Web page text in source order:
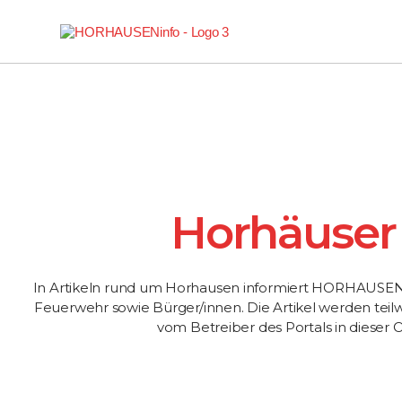
In Artikeln rund um Horhausen informiert
Feuerwehr sowie Bürger/innen. Die Artikel werden
vom Betreiber des Portals in dieser